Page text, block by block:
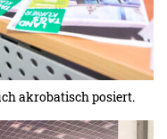
akrobatisch posiert.